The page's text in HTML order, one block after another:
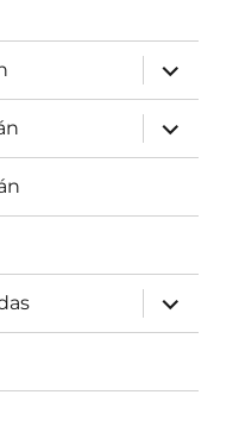
expande
el
menú
inferior
expande
el
menú
expande
el
menú